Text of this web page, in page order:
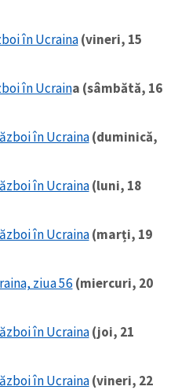
în Ucraina(vineri, 15
în Ucraina (sâmbătă, 16
în Ucraina(duminică,
în Ucraina(luni, 18
în Ucraina(marți, 19
ziua 56 (miercuri, 20
în Ucraina(joi, 21
în Ucraina(vineri, 22